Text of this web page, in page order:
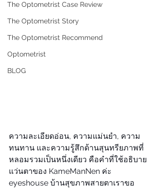
The Optometrist Case Review
The Optometrist Story
The Optometrist Recommend
Optometrist
BLOG
ความละเอียดอ่อน, ความแม่นยำ, ความ
ทนทาน และความรู้สึกด้านสุนทรียภาพที่
หลอมรวมเป็นหนึ่งเดียว คือคำที่ใช้อธิบาย
แว่นตาของ KameManNen ค่ะ
eyeshouse บ้านสุขภาพสายตาเราขอ